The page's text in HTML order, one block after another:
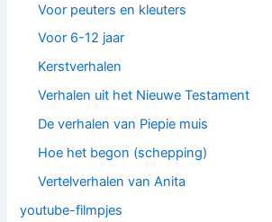
Voor peuters en kleuters
Voor 6-12 jaar
Kerstverhalen
Verhalen uit het Nieuwe Testament
De verhalen van Piepie muis
Hoe het begon (schepping)
Vertelverhalen van Anita
youtube-filmpjes